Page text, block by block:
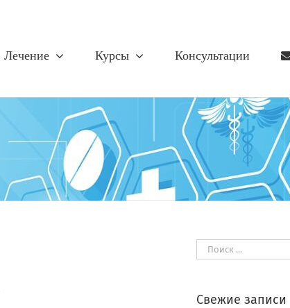
Лечение Курсы Консультации
Результат
поиска:
Свежие записи